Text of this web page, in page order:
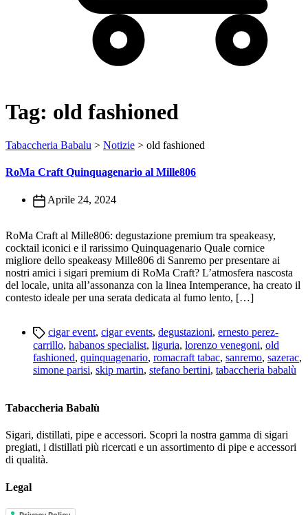
Tag: old fashioned
Tabaccheria Babalu > Notizie > old fashioned
RoMa Craft Quinquagenario al Mille806
Aprile 24, 2024
RoMa Craft al Mille806: degustazione premium tra speakeasy,
cocktail iconici e il rarissimo Quinquagenario Quale cornice
migliore dello speakeasy Mille806 di Sanremo per presentare ai
nostri amici i sigari premium di RoMa Craft? L’atmosfera nascosta
del locale, unita all’assonanza con la linea Intemperance, ha creato il
contesto ideale per una serata dedicata al fumo lento, […]
Tagscigar event, cigar events, degustazioni, ernesto perez-
carrillo, habanos specialist, liguria, lorenzo venegoni, old
fashioned, quinquagenario, romacraft tabac, sanremo, sazerac,
simone parisi, skip martin, stefano bertini, tabaccheria babalù
Tabaccheria Babalù
Sigari, distillati, pipe e accessori. Scopri la nostra gamma di sigari
pregiati, i distillati più ricercati e un assortimento di pipe e accessori
di qualità.
Legal